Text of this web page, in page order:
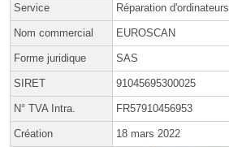
Service Réparation d'ordinateurs
Nom commercial EUROSCAN
Forme juridique SAS
SIRET 91045695300025
N° TVA Intra. FR57910456953
Création 18 mars 2022